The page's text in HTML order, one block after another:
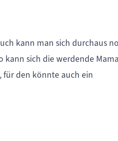
kann man sich durchaus
kann sich die werdende Mama
für den könnte auch ein